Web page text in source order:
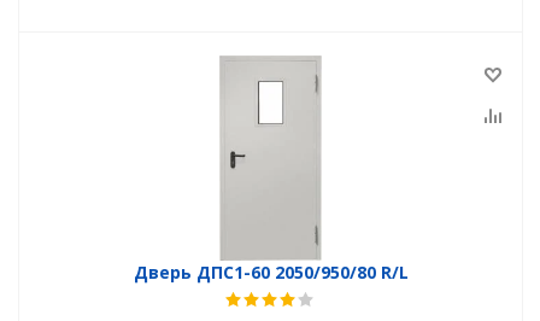
Дверь ДПC1-60 2050/950/80 R/L